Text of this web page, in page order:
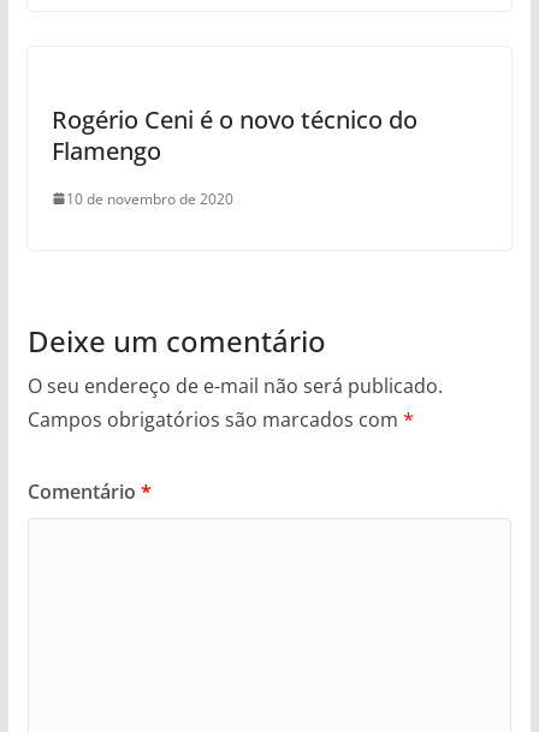
Rogério Ceni é o novo técnico do
Flamengo
10 de novembro de 2020
Deixe um comentário
O seu endereço de e-mail não será publicado.
Campos obrigatórios são marcados com *
Comentário *